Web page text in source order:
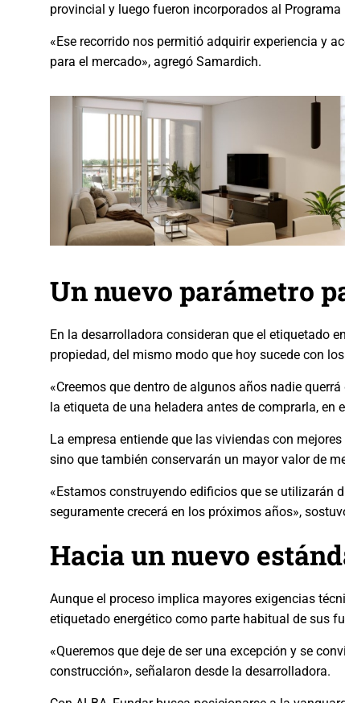
provincial y luego fueron incorporados al
«Ese recorrido nos permitió adquirir experiencia y
para el mercado», agregó Samardich.
Un nuevo parámetro
En la desarrolladora consideran que el etiquetado
propiedad, del mismo modo que hoy sucede con
«Creemos que dentro de algunos años nadie
la etiqueta de una heladera antes de comprarla,
La empresa entiende que las viviendas con
sino que también conservarán un mayor valor de
«Estamos construyendo edificios que se utilizarán
seguramente crecerá en los próximos años»,
Hacia un nuevo
Aunque el proceso implica mayores exigencias
etiquetado energético como parte habitual de sus
«Queremos que deje de ser una excepción y se
construcción», señalaron desde la desarrolladora.